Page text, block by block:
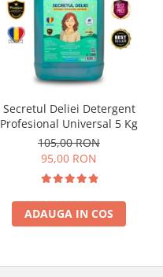
Secretul Deliei Detergent
Profesional Universal 5 Kg
105,00 RON
95,00 RON
ADAUGA IN COS